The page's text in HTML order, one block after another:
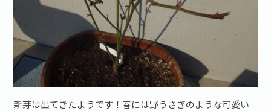
新芽は出てきたようです！春には野うさぎのような可愛い